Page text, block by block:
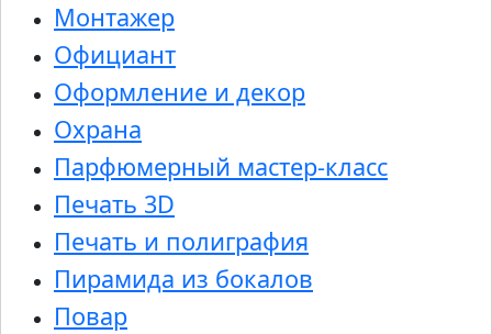
Монтажер
Официант
Оформление и декор
Охрана
Парфюмерный мастер-класс
Печать 3D
Печать и полиграфия
Пирамида из бокалов
Повар